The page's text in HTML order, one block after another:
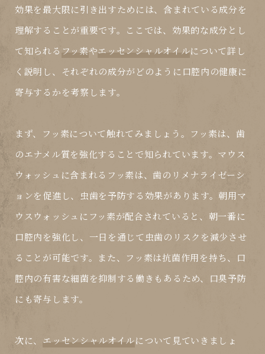
効果を最大限に引き出すためには、含まれている成分を
理解することが重要です。ここでは、効果的な成分とし
て知られる フッ素やエッセンシャルオイルについて詳し
く説明し、それぞれの成分がどのように口腔内の健康に
寄与するかを考察します。
まず、 フッ素について触れてみましょう。フッ素は、歯
のエナメル質を強化することで知られています。マウス
ウォッシュに含まれるフッ素は、歯のリメナライゼーシ
ョンを促進し、虫歯を予防する効果があります。朝用マ
ウスウォッシュにフッ素が配合されていると、朝一番に
口腔内を強化し、一日を通じて虫歯のリスクを減少させ
ることが可能です。また、フッ素は抗菌作用を持ち、口
腔内の有害な細菌を抑制する働きもあるため、口臭予防
にも寄与します。
次に、 エッセンシャルオイルについて見ていきましょ